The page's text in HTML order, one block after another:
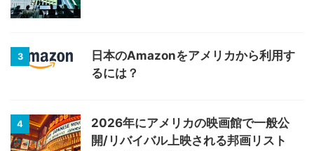
3
日本のAmazonをアメリカから利用す
るには？
4
2026年にアメリカの映画館で一般公
開/リバイバル上映される邦画リスト